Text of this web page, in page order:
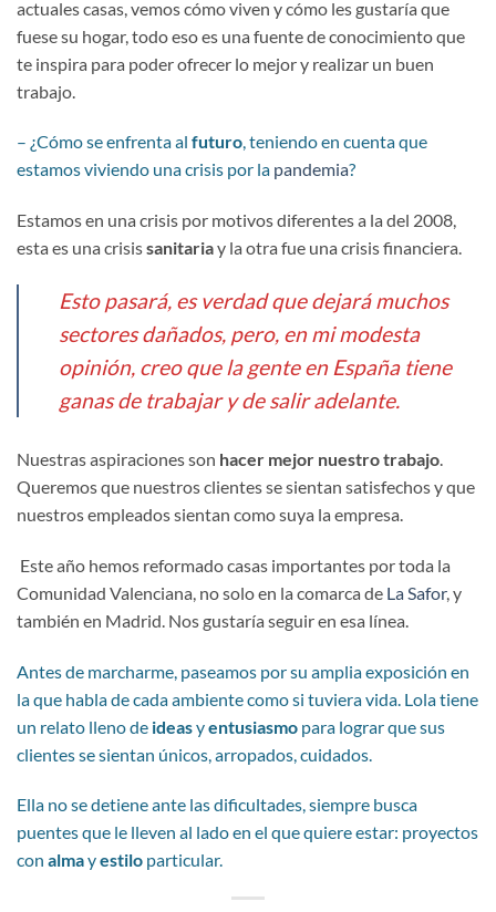
actuales casas, vemos cómo viven y cómo les gustaría que
fuese su hogar, todo eso es una fuente de conocimiento que
te inspira para poder ofrecer lo mejor y realizar un buen
trabajo.
– ¿Cómo se enfrenta al futuro, teniendo en cuenta que
estamos viviendo una crisis por la pandemia?
Estamos en una crisis por motivos diferentes a la del 2008,
esta es una crisissanitariay la otra fue una crisis financiera.
Esto pasará, es verdad que dejará muchos
sectores dañados, pero, en mi modesta
opinión, creo que la gente en España tiene
ganas de trabajar y de salir adelante.
Nuestras aspiraciones son hacer mejor nuestro trabajo.
Queremos que nuestros clientes se sientan satisfechos y que
nuestros empleados sientan como suya la empresa.
Este año hemos reformado casas importantes por toda la
Comunidad Valenciana, no solo en la comarca de La Safor, y
también en Madrid. Nos gustaría seguir en esa línea.
Antes de marcharme, paseamos por su amplia exposición en
la que habla de cada ambiente como si tuviera vida. Lola tiene
un relato lleno de ideasyentusiasmo para lograr que sus
clientes se sientan únicos, arropados, cuidados.
Ella no se detiene ante las dificultades, siempre busca
puentes que le lleven al lado en el que quiere estar: proyectos
con almayestilo particular.